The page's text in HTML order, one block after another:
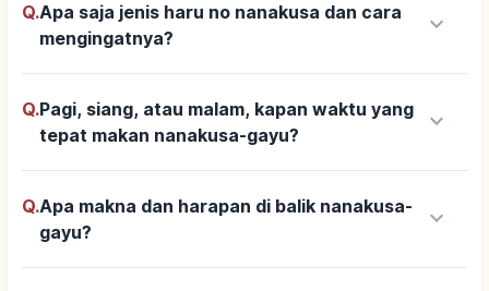
Q.Apa saja jenis haru no nanakusa dan cara
mengingatnya?
keyboard_arrow_down
Q.Pagi, siang, atau malam, kapan waktu yang
tepat makan nanakusa-gayu?
keyboard_arrow_down
Q.Apa makna dan harapan di balik nanakusa-
gayu?
keyboard_arrow_down